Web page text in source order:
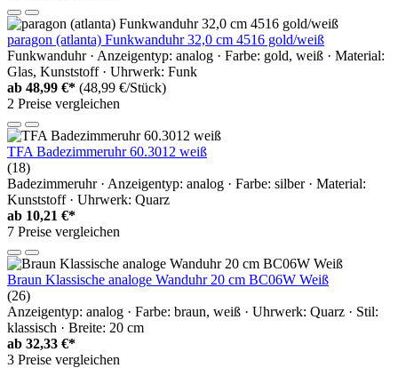
paragon (atlanta) Funkwanduhr 32,0 cm 4516 gold/weiß
Funkwanduhr · Anzeigentyp: analog · Farbe: gold, weiß · Material:
Glas, Kunststoff · Uhrwerk: Funk
ab 48,99 €* (48,99 €/Stück)
2 Preise vergleichen
TFA Badezimmeruhr 60.3012 weiß
(18)
Badezimmeruhr · Anzeigentyp: analog · Farbe: silber · Material:
Kunststoff · Uhrwerk: Quarz
ab 10,21 €*
7 Preise vergleichen
Braun Klassische analoge Wanduhr 20 cm BC06W Weiß
(26)
Anzeigentyp: analog · Farbe: braun, weiß · Uhrwerk: Quarz · Stil:
klassisch · Breite: 20 cm
ab 32,33 €*
3 Preise vergleichen